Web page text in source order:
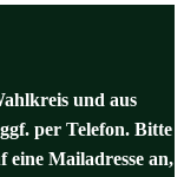
und aus
per Telefon. Bitte
eine Mailadresse an,